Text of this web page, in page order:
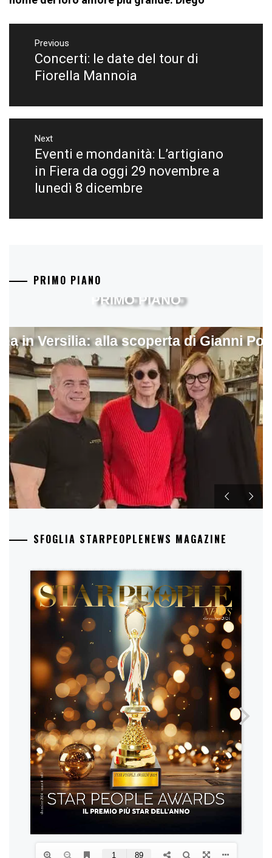
Navigazione
articoli
Previous
Previous
post:
Concerti: le date del tour di
Fiorella Mannoia
Next
Next
post:
Eventi e mondanità: L’artigiano
in Fiera da oggi 29 novembre a
lunedì 8 dicembre
PRIMO PIANO
in Versilia: alla scoperta di Gianni
PRIMO PIANO
SFOGLIA STARPEOPLENEWS MAGAZINE